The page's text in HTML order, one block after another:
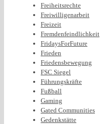
Freiheitsrechte
Freiwilligenarbeit
Freizeit
Fremdenfeindlichkeit
FridaysForFuture
Frieden
Friedensbewegung
FSC Siegel
Führungskräfte
Fußball
Gaming
Gated Communities
Gedenkstätte